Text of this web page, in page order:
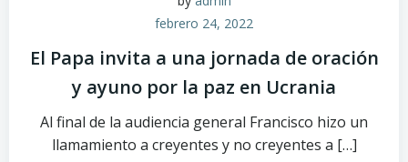
febrero 24, 2022
El Papa invita a una jornada de oración
y ayuno por la paz en Ucrania
Al final de la audiencia general Francisco hizo un
llamamiento a creyentes y no creyentes a […]